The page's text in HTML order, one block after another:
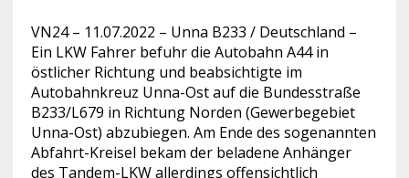
VN24 – 11.07.2022 – Unna B233 / Deutschland –
Ein LKW Fahrer befuhr die Autobahn A44 in
östlicher Richtung und beabsichtigte im
Autobahnkreuz Unna-Ost aufdie Bundesstraße
B233/L679 in Richtung Norden (Gewerbegebiet
Unna-Ost) abzubiegen. Am Ende des sogenannten
Abfahrt-Kreisel bekam der beladene Anhänger
des Tandem-LKW allerdings offensichtlich